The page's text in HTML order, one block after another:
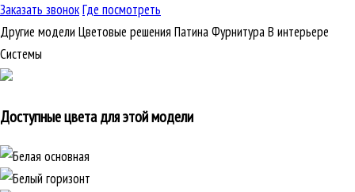
Заказать звонокГде посмотреть
Другие модели Цветовые решения ПатинаФурнитураВ интерьере
Cистемы
Доступные цвета для этой модели